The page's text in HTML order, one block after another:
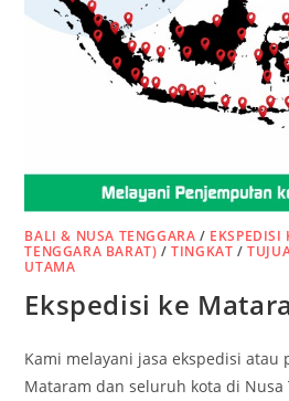
BALI & NUSA TENGGARA / EKSPEDISI
TENGGARA BARAT) /TINGKAT /
UTAMA
Ekspedisi ke
Kami melayani jasa ekspedisi atau
Mataram dan seluruh kota di Nusa